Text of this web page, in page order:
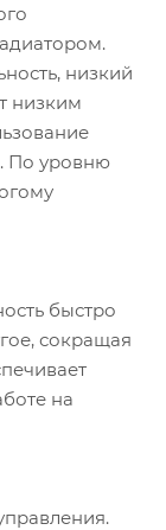
низкий
низким
По уровню
быстро
сокращая
на